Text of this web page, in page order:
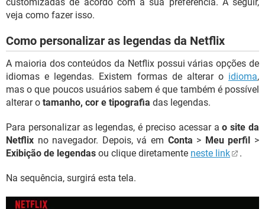
veja como fazer isso.
Como personalizar as legendas da Netflix
A maioria dos conteúdos da Netflix possui várias opções de
idiomas e legendas. Existem formas de alterar o idioma,
mas o que poucos usuários sabem é que também é possível
alterar o tamanho, cor e tipografia das legendas.
Para personalizar as legendas, é preciso acessar ao site da
Netflix no navegador. Depois, vá em Conta > Meu perfil >
Exibição de legendas ou clique diretamente neste link .
Na sequência, surgirá esta tela.